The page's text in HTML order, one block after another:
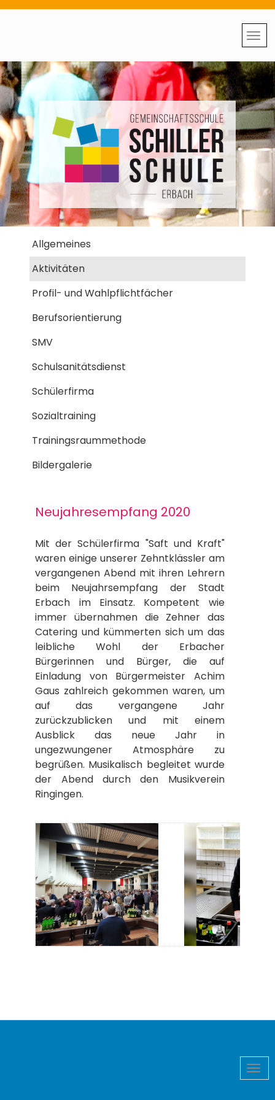
Allgemeines
Aktivitäten
Profil- und Wahlpflichtfächer
Berufsorientierung
SMV
Schulsanitätsdienst
Schülerfirma
Sozialtraining
Trainingsraummethode
Bildergalerie
Neujahresempfang 2020
Mit der Schülerfirma "Saft und Kraft"
waren einige unserer Zehntklässler am
vergangenen Abend mit ihren Lehrern
beim Neujahrsempfang der Stadt
Erbach im Einsatz. Kompetent wie
immer übernahmen die Zehner das
Catering und kümmerten sich um das
leibliche Wohl der Erbacher
Bürgerinnen und Bürger, die auf
Einladung von Bürgermeister Achim
Gaus zahlreich gekommen waren, um
auf das vergangene Jahr
zurückzublicken und mit einem
Ausblick das neue Jahr in
ungezwungener Atmosphäre zu
begrüßen. Musikalisch begleitet wurde
der Abend durch den Musikverein
Ringingen.